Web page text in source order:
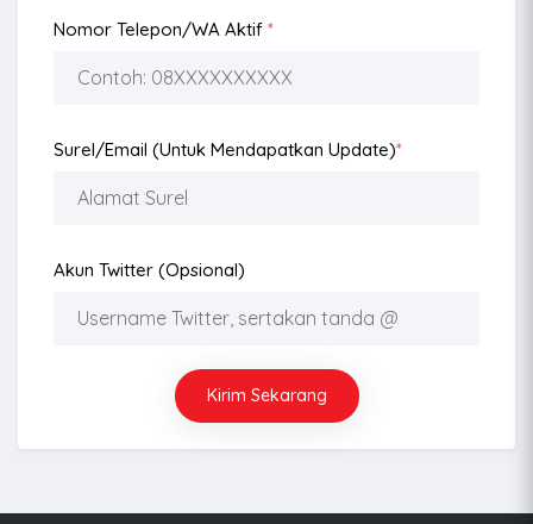
Nomor Telepon/WA Aktif *
Surel/Email (Untuk Mendapatkan Update)*
Akun Twitter (opsional)
Kirim Sekarang